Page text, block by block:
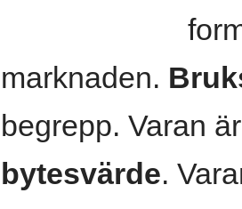
marknaden.
begrepp. Varan
bytesvärde.